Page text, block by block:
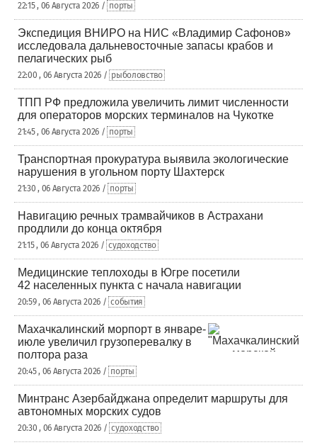
22:15 , 06 Августа 2026 / порты
Экспедиция ВНИРО на НИС «Владимир Сафонов»
исследовала дальневосточные запасы крабов и
пелагических рыб
22:00 , 06 Августа 2026 / рыболовство
ТПП РФ предложила увеличить лимит численности
для операторов морских терминалов на Чукотке
21:45 , 06 Августа 2026 / порты
Транспортная прокуратура выявила экологические
нарушения в угольном порту Шахтерск
21:30 , 06 Августа 2026 / порты
Навигацию речных трамвайчиков в Астрахани
продлили до конца октября
21:15 , 06 Августа 2026 / судоходство
Медицинские теплоходы в Югре посетили
42 населенных пункта с начала навигации
20:59 , 06 Августа 2026 / события
Махачкалинский морпорт в январе-
июле увеличил грузоперевалку в
полтора раза
20:45 , 06 Августа 2026 / порты
Минтранс Азербайджана определит маршруты для
автономных морских судов
20:30 , 06 Августа 2026 / судоходство